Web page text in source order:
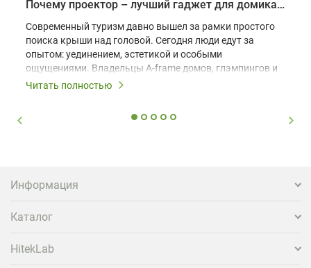
Почему проектор – лучший гаджет для домика в глэмпинге
Современный туризм давно вышел за рамки простого
поиска крыши над головой. Сегодня люди едут за
опытом: уединением, эстетикой и особыми
ощущениями. Владельцы A-frame домов, глэмпингов и
шале понимают, что конкуренция растет, и
вернуться и поделиться впечатлениями в соцсетях,
проектора.
Читать полностью
Информация
Каталог
HitekLab